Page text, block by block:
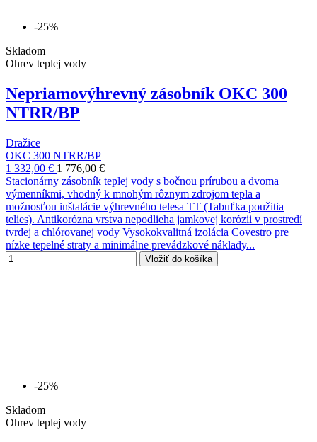
-25%
Skladom
Ohrev teplej vody
Nepriamovýhrevný zásobník OKC 300
NTRR/BP
Dražice
OKC 300 NTRR/BP
1 332,00 € 1 776,00 €
Stacionárny zásobník teplej vody s bočnou prírubou a dvoma
výmenníkmi, vhodný k mnohým rôznym zdrojom tepla a
možnosťou inštalácie výhrevného telesa TT (Tabuľka použitia
telies). Antikorózna vrstva nepodlieha jamkovej korózii v prostredí
tvrdej a chlórovanej vody Vysokokvalitná izolácia Covestro pre
nízke tepelné straty a minimálne prevádzkové náklady...
Vložiť do košíka
-25%
Skladom
Ohrev teplej vody